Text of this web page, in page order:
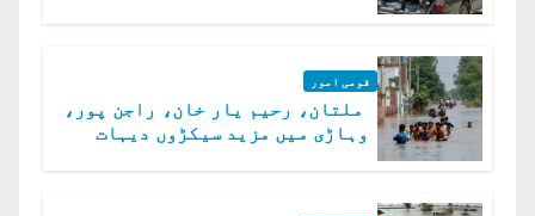
قومی امور
ملتان، رحیم یار خان، راجن پور،
وہاڑی میں مزید سیکڑوں دیہات